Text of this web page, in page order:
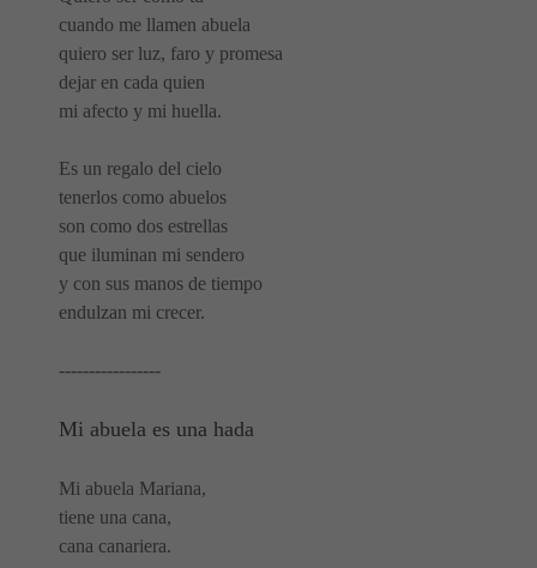
cuando me llamen abuela
quiero ser luz, faro y promesa
dejar en cada quien
mi afecto y mi huella.
Es un regalo del cielo
tenerlos como abuelos
son como dos estrellas
que iluminan mi sendero
y con sus manos de tiempo
endulzan mi crecer.
-----------------
Mi abuela es una hada
Mi abuela Mariana,
tiene una cana,
cana canariera.